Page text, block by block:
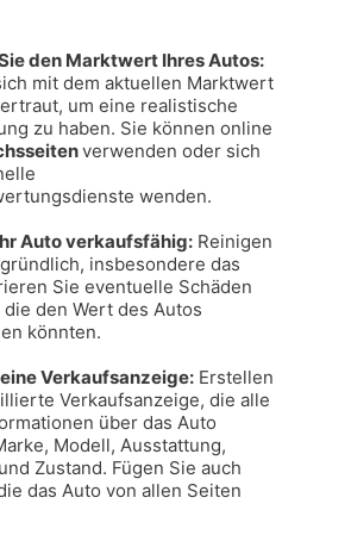
mit dem aktuellen Marktwert
um eine realistische
verwenden oder sich
wenden.
Auto verkaufsfähig: Reinigen
insbesondere das
Sie eventuelle Schäden
den Wert des Autos
könnten.
Verkaufsanzeige: Erstellen
Verkaufsanzeige, die alle
über das Auto
Modell, Ausstattung,
Zustand. Fügen Sie auch
das Auto von allen Seiten